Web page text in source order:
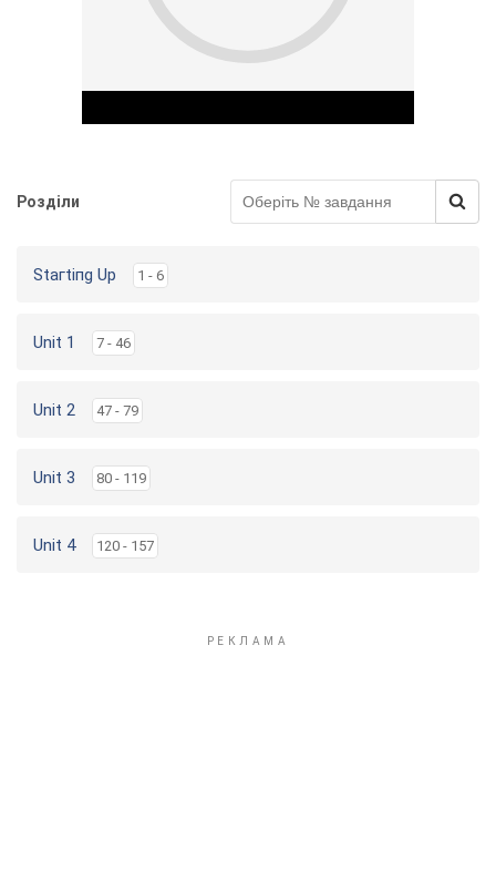
Розділи
Staгtiпg Up 1 - 6
Unit 1 7 - 46
Unit 2 47 - 79
Unit 3 80 - 119
Unit 4 120 - 157